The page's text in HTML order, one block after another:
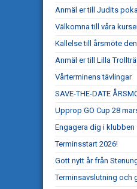
Anmäl er till Judits
Välkomna till våra
Kallelse till årsmöte
Anmäl er till Lilla
Vårterminens tävlingar
SAVE-THE-DATE
Upprop GO Cup 28
Engagera dig i
Terminsstart 2026!
Gott nytt år från
Terminsavslutning och